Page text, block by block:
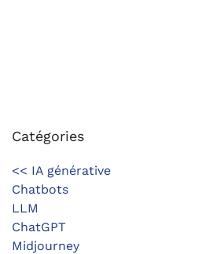
Catégories
<< IA générative
Chatbots
LLM
ChatGPT
Midjourney